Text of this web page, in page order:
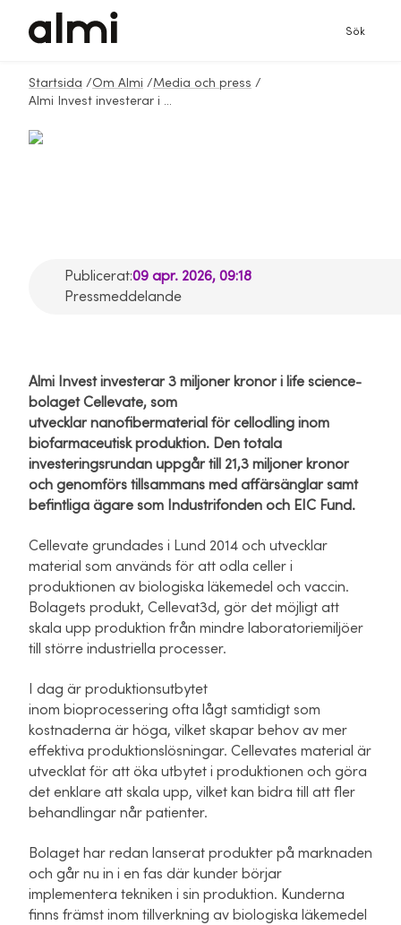
Sök
Startsida /Om Almi /Media och press /
Almi Invest investerar i Cellevate för bättre läkemedelsproduktion
Almi Invest investerar i
Publicerat:09 apr. 2026, 09:18
Pressmeddelande
Almi Invest investerar 3 miljoner kronor i life science-
bolaget Cellevate, som
utvecklar nanofibermaterial för cellodling inom
biofarmaceutisk produktion. Den totala
investeringsrundan uppgår till 21,3 miljoner kronor
och genomförs tillsammans med affärsänglar samt
befintliga ägare som Industrifonden och EIC Fund.
Cellevate grundades i Lund 2014 och utvecklar
material som används för att odla celler i
produktionen av biologiska läkemedel och vaccin.
Bolagets produkt, Cellevat3d, gör det möjligt att
skala upp produktion från mindre laboratoriemiljöer
till större industriella processer.
I dag är produktionsutbytet
inom bioprocessering ofta lågt samtidigt som
kostnaderna är höga, vilket skapar behov av mer
effektiva produktionslösningar. Cellevates material är
utvecklat för att öka utbytet i produktionen och göra
det enklare att skala upp, vilket kan bidra till att fler
behandlingar når patienter.
Bolaget har redan lanserat produkter på marknaden
och går nu in i en fas där kunder börjar
implementera tekniken i sin produktion. Kunderna
finns främst inom tillverkning av biologiska läkemedel